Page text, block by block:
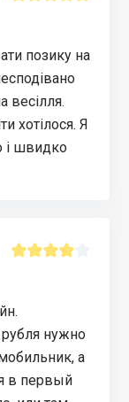
позику на
весілля.
хотілося. Я
і швидко
нужно
а
в первый